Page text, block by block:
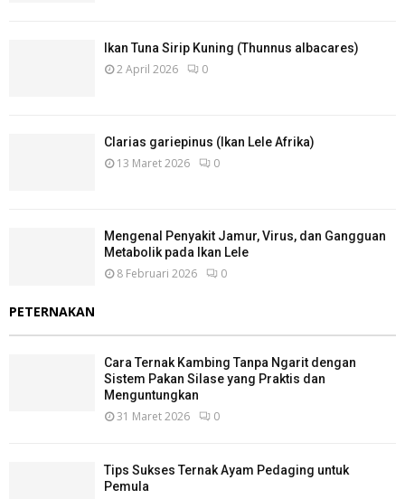
Ikan Tuna Sirip Kuning (Thunnus albacares)
2 April 2026 0
Clarias gariepinus (Ikan Lele Afrika)
13 Maret 2026 0
Mengenal Penyakit Jamur, Virus, dan Gangguan
Metabolik pada Ikan Lele
8 Februari 2026 0
PETERNAKAN
Cara Ternak Kambing Tanpa Ngarit dengan
Sistem Pakan Silase yang Praktis dan
Menguntungkan
31 Maret 2026 0
Tips Sukses Ternak Ayam Pedaging untuk
Pemula